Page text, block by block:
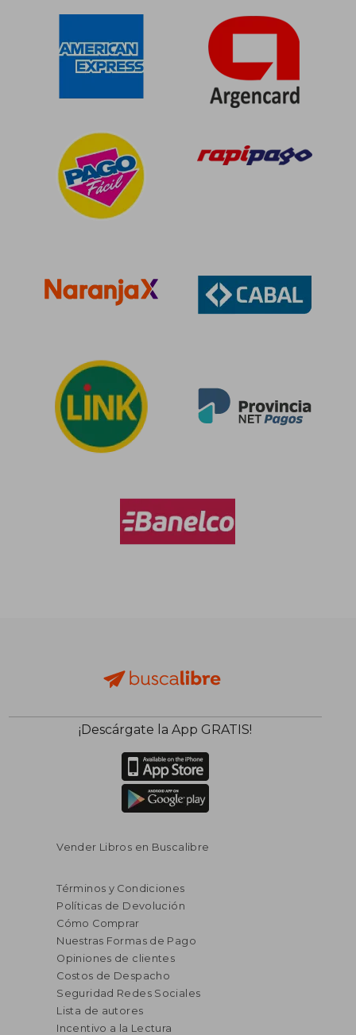
dcto. $ 96.781
50%
dcto.
$ 92.699
¡Descárgate la App GRATIS!
Vender Libros en Buscalibre
Términos y Condiciones
Políticas de Devolución
Cómo Comprar
Nuestras Formas de Pago
Opiniones de clientes
Costos de Despacho
Seguridad Redes Sociales
Lista de autores
Incentivo a la Lectura